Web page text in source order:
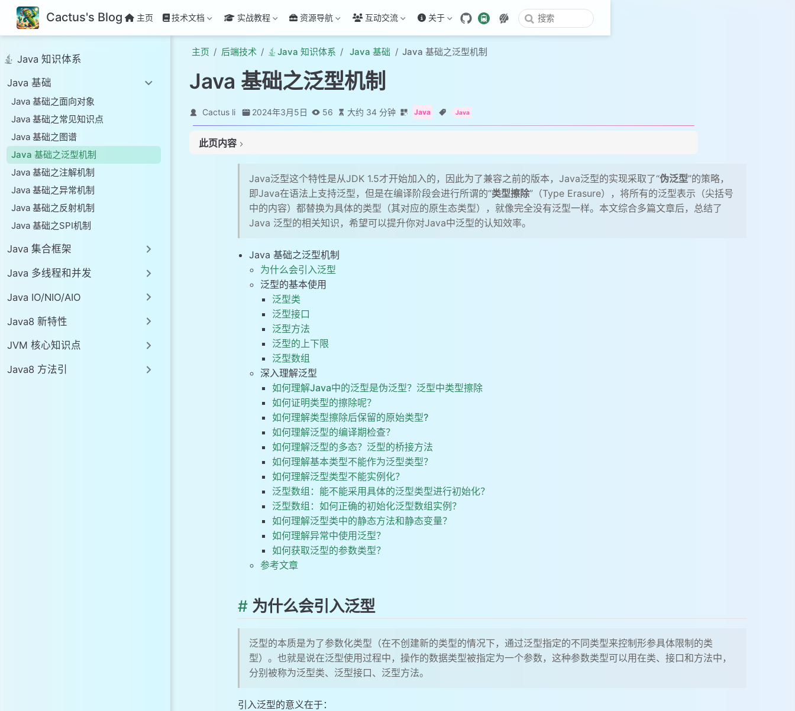
Cactus's Blog 主页 技术文档 实战教程 资源导航 互动交流 关于
Java 知识体系
Java 基础
Java 基础之面向对象
Java 基础之常见知识点
Java 基础之图谱
Java 基础之泛型机制
Java 基础之注解机制
Java 基础之异常机制
Java 基础之反射机制
Java 基础之SPI机制
Java 集合框架
Java 多线程和并发
Java IO/NIO/AIO
Java8 新特性
JVM 核心知识点
Java8 方法引
主页 后端技术 Java 知识体系 Java 基础 Java 基础之泛型机制
Java 基础之泛型机制
Cactus li 2024年3月5日 56 大约 34 分钟 Java Java
此页内容
# 为什么会引入泛型
# 泛型的基本使用
# 泛型的上下限
# 深入理解泛型
# 如何理解Java中的泛型是伪泛型？泛型中类型擦除
# 如何证明类型的擦除呢？
# 如何理解类型擦除后保留的原始类型?
# 如何理解泛型的编译期检查？
# 如何理解泛型的多态？泛型的桥接方法
# 如何理解基本类型不能作为泛型类型？
# 如何理解泛型类型不能实例化？
# 泛型数组：能不能采用具体的泛型类型进行初始化？
# 泛型数组：如何正确的初始化泛型数组实例？
# 如何理解泛型类中的静态方法和静态变量？
# 如何理解异常中使用泛型？
# 如何获取泛型的参数类型？
Java泛型这个特性是从JDK 1.5才开始加入的，因此为了兼容之前的版本，Java泛型的实现采取了“伪泛型”的策略，
即Java在语法上支持泛型，但是在编译阶段会进行所谓的“类型擦除”（Type Erasure），将所有的泛型表示（尖括号
中的内容）都替换为具体的类型（其对应的原生态类型），就像完全没有泛型一样。本文综合多篇文章后，总结了
Java 泛型的相关知识，希望可以提升你对Java中泛型的认知效率。
Java 基础之泛型机制
为什么会引入泛型
泛型的基本使用
泛型类
泛型接口
泛型方法
泛型的上下限
泛型数组
深入理解泛型
如何理解Java中的泛型是伪泛型？泛型中类型擦除
如何证明类型的擦除呢？
如何理解类型擦除后保留的原始类型?
如何理解泛型的编译期检查？
如何理解泛型的多态？泛型的桥接方法
如何理解基本类型不能作为泛型类型？
如何理解泛型类型不能实例化？
泛型数组：能不能采用具体的泛型类型进行初始化？
泛型数组：如何正确的初始化泛型数组实例？
如何理解泛型类中的静态方法和静态变量？
如何理解异常中使用泛型？
如何获取泛型的参数类型？
参考文章
# 为什么会引入泛型
泛型的本质是为了参数化类型（在不创建新的类型的情况下，通过泛型指定的不同类型来控制形参具体限制的类
型）。也就是说在泛型使用过程中，操作的数据类型被指定为一个参数，这种参数类型可以用在类、接口和方法中，
分别被称为泛型类、泛型接口、泛型方法。
引入泛型的意义在于：